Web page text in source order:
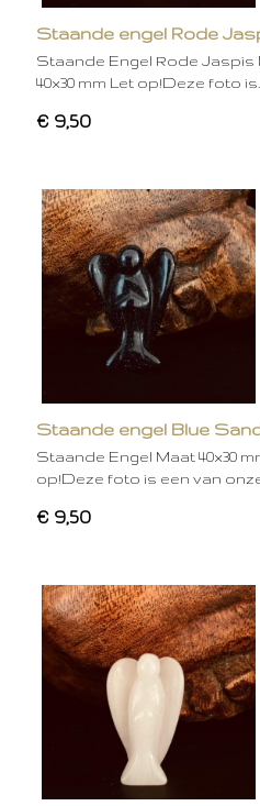
Staande engel Rode
Staande Engel Rode Jaspis
40x30 mm Let op!Deze foto is…
€ 9,50
Staande engel Blue
Staande Engel Maat 40x30
op!Deze foto is een van
€ 9,50